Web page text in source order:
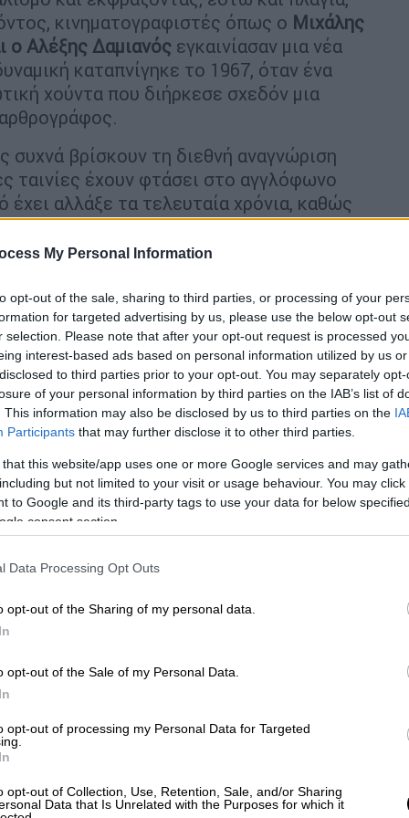
My Personal Information
opt-out of the sale, sharing to third parties, or processing of your
for targeted advertising by us, please use the below opt-out
selection. Please note that after your opt-out request is processed
interest-based ads based on personal information utilized by us
to third parties prior to your opt-out. You may separately
of your personal information by third parties on the IAB’s list of
This information may also be disclosed by us to third parties on the
Participants that may further disclose it to other third parties.
that this website/app uses one or more Google services and may
but not limited to your visit or usage behaviour. You may
to Google and its third-party tags to use your data for below
consent section.
Data Processing Opt Outs
opt-out of the Sharing of my personal data.
opt-out of the Sale of my Personal Data.
opt-out of processing my Personal Data for Targeted
opt-out of Collection, Use, Retention, Sale, and/or Sharing
Data that Is Unrelated with the Purposes for which it
κινηματογραφιστές όπως ο Μιχάλης
ο Αλέξης Δαμιανός εγκαινίασαν μια νέα
καταπνίγηκε το 1967, όταν ένα
χούντα που διήρκεσε σχεδόν μια
συχνά βρίσκουν τη διεθνή αναγνώριση
ταινίες έχουν φτάσει στο αγγλόφωνο
έχει αλλάξε τα τελευταία χρόνια, καθώς
ξεχωρίσει σε ευρωπαϊκά φεστιβάλ,
Λάνθιμος.
επιλέγει κάποιες από τις
υπογραμμίζοντας ότι «είναι
τι θα κάνει ο ελληνικός κινηματογράφος
αναμέτρηση με την ιστορία του και
προς το μέλλον».
ο Έλληνας, 1964) είναι ίσως ο πιο
κόσμο- σπούδασε θέατρο στη
το 1953 για να κάνει το ντεμπούτο
in Athens (1954). Ακολούθησε η Στέλλα
ιταλικό νεορεαλισμό όσο και από την
αγαπά, αλλά δεν θέλει να δεσμευτεί.
ισχυρογνώμων Στέλλα, που δεν
Η αποφασιστικότητα και η χαρά της θα
τη θέληση του απειλούμενου έθνους,
την περιμένει δεν αποδεικνύεται